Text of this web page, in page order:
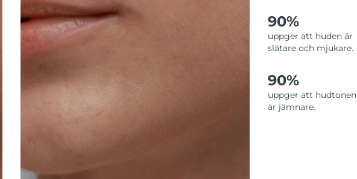
90%
uppger att huden är
slätare och mjukare.
90%
uppger att hudtonen
är jämnare.